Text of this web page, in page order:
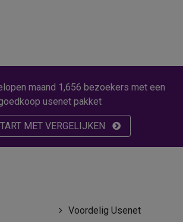
maand 1,656 bezoekers met een
usenet pakket
MET VERGELIJKEN
Voordelig Usenet